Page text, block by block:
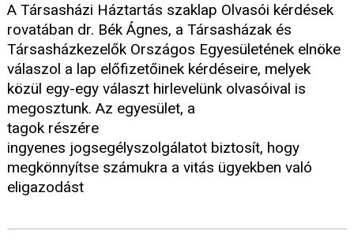
A Társasházi Háztartás szaklap Olvasói kérdések
rovatában dr. Bék Ágnes, a Társasházak és
Társasházkezelők Országos Egyesületének elnöke
válaszol a lap előfizetőinek kérdéseire, melyek
közül egy-egy választ hirlevelünk olvasóival is
megosztunk. Az egyesület, a
tagok részére
ingyenes jogsegélyszolgálatot biztosít, hogy
megkönnyítse számukra a vitás ügyekben való
eligazodást